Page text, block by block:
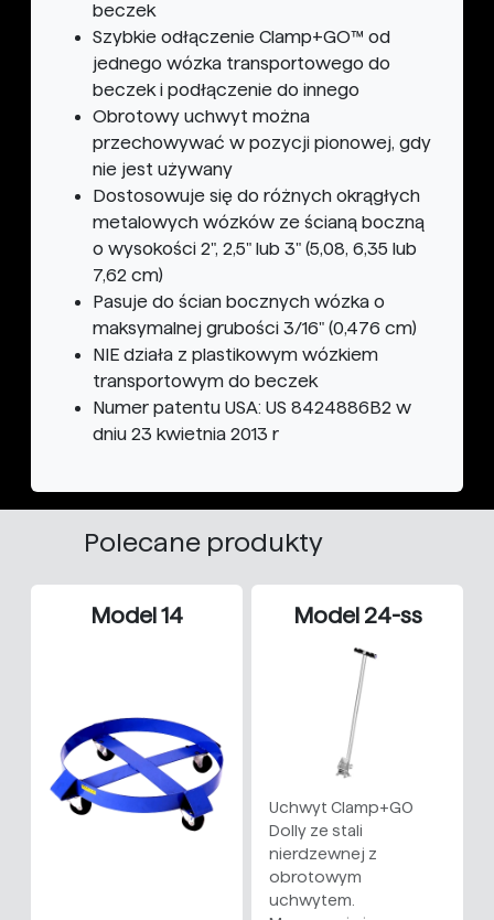
beczek
Szybkie odłączenie Clamp+GO™ od
jednego wózka transportowego do
beczek i podłączenie do innego
Obrotowy uchwyt można
przechowywać w pozycji pionowej, gdy
nie jest używany
Dostosowuje się do różnych okrągłych
metalowych wózków ze ścianą boczną
o wysokości 2", 2,5" lub 3" (5,08, 6,35 lub
7,62 cm)
Pasuje do ścian bocznych wózka o
maksymalnej grubości 3/16" (0,476 cm)
NIE działa z plastikowym wózkiem
transportowym do beczek
Numer patentu USA: US 8424886B2 w
dniu 23 kwietnia 2013 r
Polecane produkty
Model 14 Model 24-ss
Uchwyt Clamp+GO
Dolly ze stali
nierdzewnej z
obrotowym
uchwytem.